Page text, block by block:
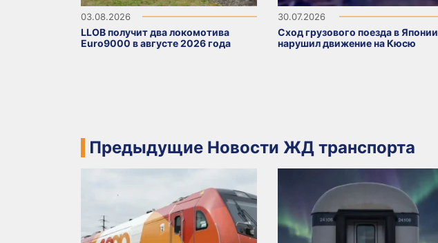
03.08.2026
LLOB получит два локомотива
Euro9000 в августе 2026 года
30.07.2026
Сход грузового поезда в Японии
нарушил движение на Кюсю
Предыдущие Новости ЖД транспорта